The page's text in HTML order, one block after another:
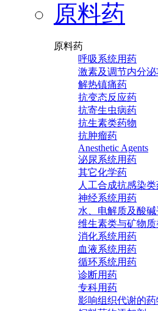
原料药
原料药
呼吸系统用药
激素及调节内分
解热镇痛药
抗变态反应药
抗寄生虫病药
抗生素类药物
抗肿瘤药
Anesthetic Agents
泌尿系统用药
其它化学药
人工合成抗感染
神经系统用药
水、电解质及酸
维生素类与矿物
消化系统用药
血液系统用药
循环系统用药
诊断用药
专科用药
影响组织代谢的药